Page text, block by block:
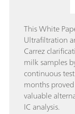
This White
Ultrafiltration
Carrez
milk samples
continuous
months
valuable
IC analysis.